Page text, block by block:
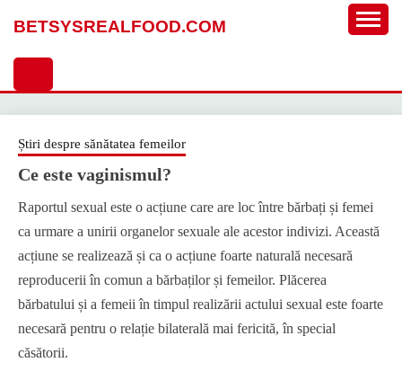
BETSYSREALFOOD.COM
Știri despre sănătatea femeilor
Ce este vaginismul?
Raportul sexual este o acțiune care are loc între bărbați și femei
ca urmare a unirii organelor sexuale ale acestor indivizi. Această
acțiune se realizează și ca o acțiune foarte naturală necesară
reproducerii în comun a bărbaților și femeilor. Plăcerea
bărbatului și a femeii în timpul realizării actului sexual este foarte
necesară pentru o relație bilaterală mai fericită, în special
căsătorii.